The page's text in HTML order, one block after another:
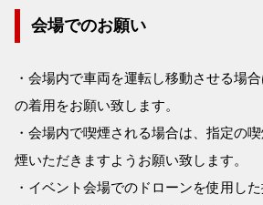
会場でのお願い
・会場内で車両を運転し移動させる場
の着用をお願い致します。
・会場内で喫煙される場合は、指定の
煙いただきますようお願い致します。
・イベント会場でのドローンを使用し